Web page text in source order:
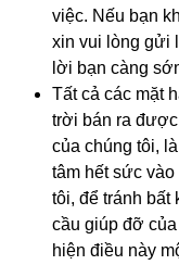
việc. Nếu bạn
xin vui lòng gửi
lời bạn càng
Tất cả các mặt
trời bán ra
của chúng tôi,
tâm hết sức
tôi, để tránh bất
cầu giúp đỡ
hiện điều này